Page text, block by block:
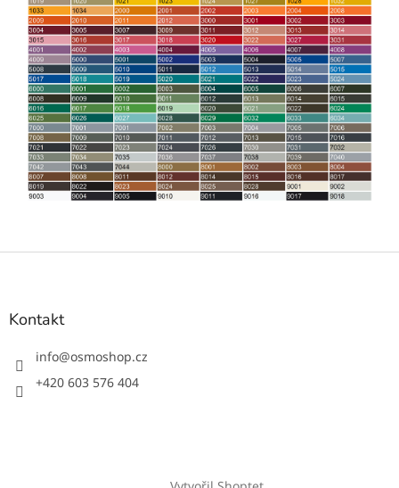
Z
Kontakt
info@osmoshop.cz
+420 603 576 404